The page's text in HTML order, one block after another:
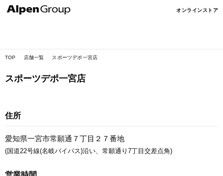
オンラインストア
TOP 店舗一覧 スポーツデポ一宮店
スポーツデポ一宮店
住所
愛知県一宮市常願通７丁目２７番地
(国道22号線(名岐バイパス)沿い、常願通り7丁目交差点角)